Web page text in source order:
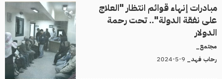
مبادرات إنهاء قوائم انتظار "العلاج
على نفقة الدولة".. تحت رحمة
الدولار
مجتمع_
رحاب فهد_